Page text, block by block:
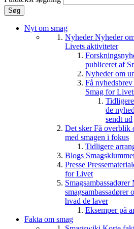
Nyt om smag
NyhederNyheder
Livets aktiviteter
publiceret af
Nyheder om
Få
Smag for
de
sendt ud
Det skerFå overblik
med smagen i fokus
Tidligere
Blogs
Presse
for Livet
Smagsambassadører
smagsambassadører
hvad de laver
Eksemper på
Fakta om smag